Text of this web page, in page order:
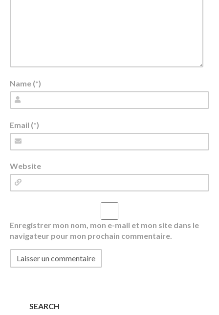
Name (*)
Email (*)
Website
Enregistrer mon nom, mon e-mail et mon site dans le
navigateur pour mon prochain commentaire.
SEARCH